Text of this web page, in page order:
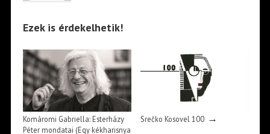
Ezek is érdekelhetik!
Komáromi Gabriella: Esterházy
Péter mondatai (Egy kékharisnya
Srečko Kosovel 100→